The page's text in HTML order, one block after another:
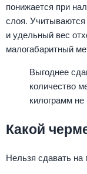
понижается при
слоя.
и удельный вес
малогабаритный
Выгоднее
количество
килограмм
Какой
Нельзя сдавать на